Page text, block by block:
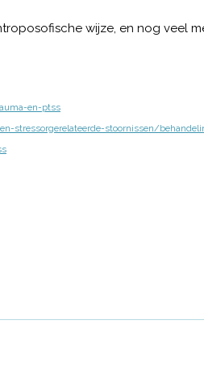
wijze, en nog veel
en-ptss
stressorgerelateerde-stoornissen/